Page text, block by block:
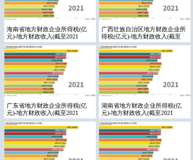
海南省地方财政企业所得税(亿
元)-地方财政收入(截至2021
广西壮族自治区地方财政企业所
得税(亿元)-地方财政收入(截至
广东省地方财政企业所得税(亿
元)-地方财政收入(截至2021
湖南省地方财政企业所得税(亿
元)-地方财政收入(截至2021